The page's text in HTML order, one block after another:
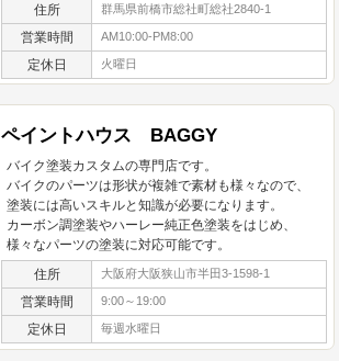
住所 群馬県前橋市総社町総社2840-1
営業時間 AM10:00-PM8:00
定休日 火曜日
ペイントハウス BAGGY
バイク塗装カスタムの専門店です。
バイクのパーツは形状が複雑で素材も様々なので、
塗装には高いスキルと知識が必要になります。
カーボン調塗装やハーレー純正色塗装をはじめ、
様々なパーツの塗装に対応可能です。
住所 大阪府大阪狭山市半田3-1598-1
営業時間 9:00～19:00
定休日 毎週水曜日